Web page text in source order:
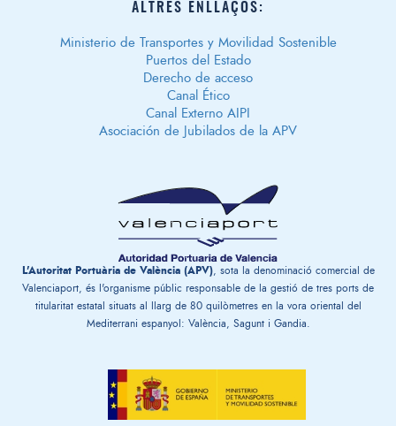
ALTRES ENLLAÇOS:
Ministerio de Transportes y Movilidad Sostenible
Puertos del Estado
Derecho de acceso
Canal Ético
Canal Externo AIPI
Asociación de Jubilados de la APV
L'Autoritat Portuària de València (APV), sota la denominació comercial de
Valenciaport, és l'organisme públic responsable de la gestió de tres ports de
titularitat estatal situats al llarg de 80 quilòmetres en la vora oriental del
Mediterrani espanyol: València, Sagunt i Gandia.